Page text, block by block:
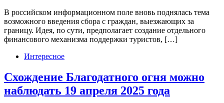
В российском информационном поле вновь поднялась тема
возможного введения сбора с граждан, выезжающих за
границу. Идея, по сути, предполагает создание отдельного
финансового механизма поддержки туристов, […]
Интересное
Схождение Благодатного огня можно
наблюдать 19 апреля 2025 года